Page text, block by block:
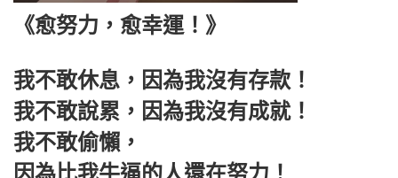
《愈努力，愈幸運！》
我不敢休息，因為我沒有存款！
我不敢說累，因為我沒有成就！
我不敢偷懶，